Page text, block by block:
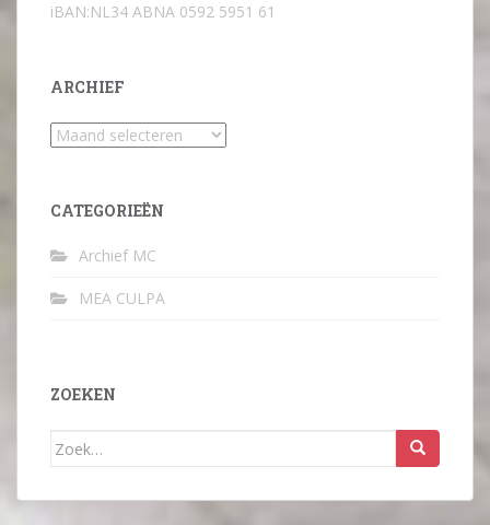
iBAN:NL34 ABNA 0592 5951 61
ARCHIEF
Archief
CATEGORIEËN
Archief MC
MEA CULPA
ZOEKEN
Zoek